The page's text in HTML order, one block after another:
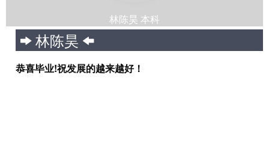
林陈昊 本科
林陈昊
恭喜毕业!祝发展的越来越好！